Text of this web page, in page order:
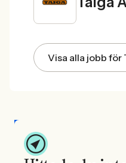
Visa alla jobb för